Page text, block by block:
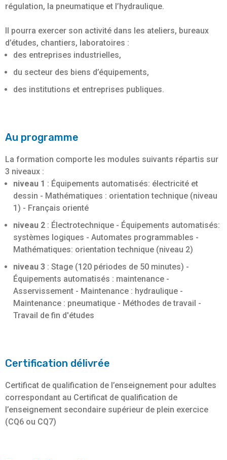
régulation, la pneumatique et l’hydraulique.
Il pourra exercer son activité dans les ateliers, bureaux
d’études, chantiers, laboratoires :
des entreprises industrielles,
du secteur des biens d’équipements,
des institutions et entreprises publiques.
Au programme
La formation comporte les modules suivants répartis sur
3 niveaux :
niveau 1 : Équipements automatisés: électricité et
dessin - Mathématiques : orientation technique (niveau
1) - Français orienté
niveau 2 : Électrotechnique - Équipements automatisés:
systèmes logiques - Automates programmables -
Mathématiques: orientation technique (niveau 2)
niveau 3 : Stage (120 périodes de 50 minutes) -
Équipements automatisés : maintenance -
Asservissement - Maintenance : hydraulique -
Maintenance : pneumatique - Méthodes de travail -
Travail de fin d'études
Certification délivrée
Certificat de qualification de l’enseignement pour adultes
correspondant au Certificat de qualification de
l’enseignement secondaire supérieur de plein exercice
(CQ6 ou CQ7)